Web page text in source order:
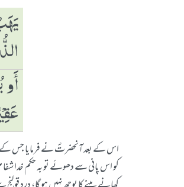
اس کے بعد آنحضرتؐ نے فرمایا جس کے
کو اس پانی سے دھوئے تو بہ حکم خدا